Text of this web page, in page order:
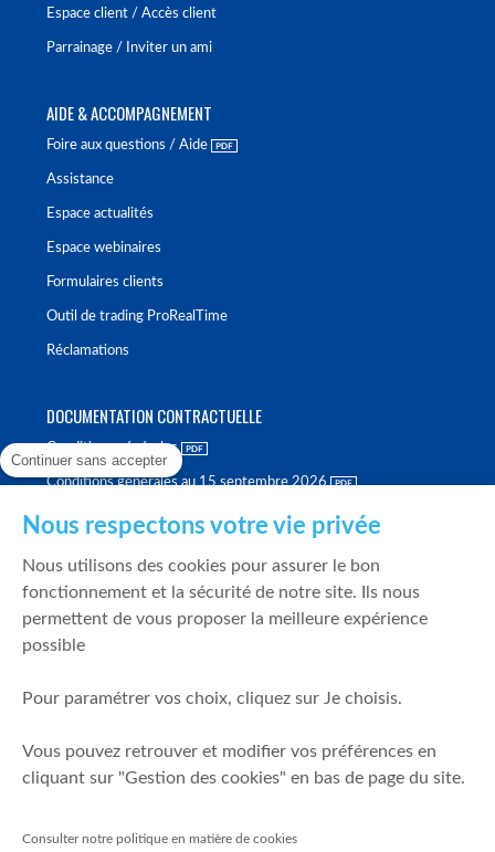
Espace client / Accès client
Parrainage / Inviter un ami
AIDE & ACCOMPAGNEMENT
Foire aux questions / Aide
Assistance
Espace actualités
Espace webinaires
Formulaires clients
Outil de trading ProRealTime
Réclamations
DOCUMENTATION CONTRACTUELLE
Conditions générales
Conditions générales au 15 septembre 2026
Politique de meilleure sélection
Politique de durabilité
Fonds de garantie des dépôts et de résolution
Mentions légales
Prévention de la fraude
Continuer sans accepter
Nous respectons votre vie privée
Nous utilisons des cookies pour assurer le bon
fonctionnement et la sécurité de notre site. Ils nous
permettent de vous proposer la meilleure expérience
possible
Pour paramétrer vos choix, cliquez sur Je choisis.
Vous pouvez retrouver et modifier vos préférences en
cliquant sur "Gestion des cookies" en bas de page du site.
Consulter notre politique en matière de cookies